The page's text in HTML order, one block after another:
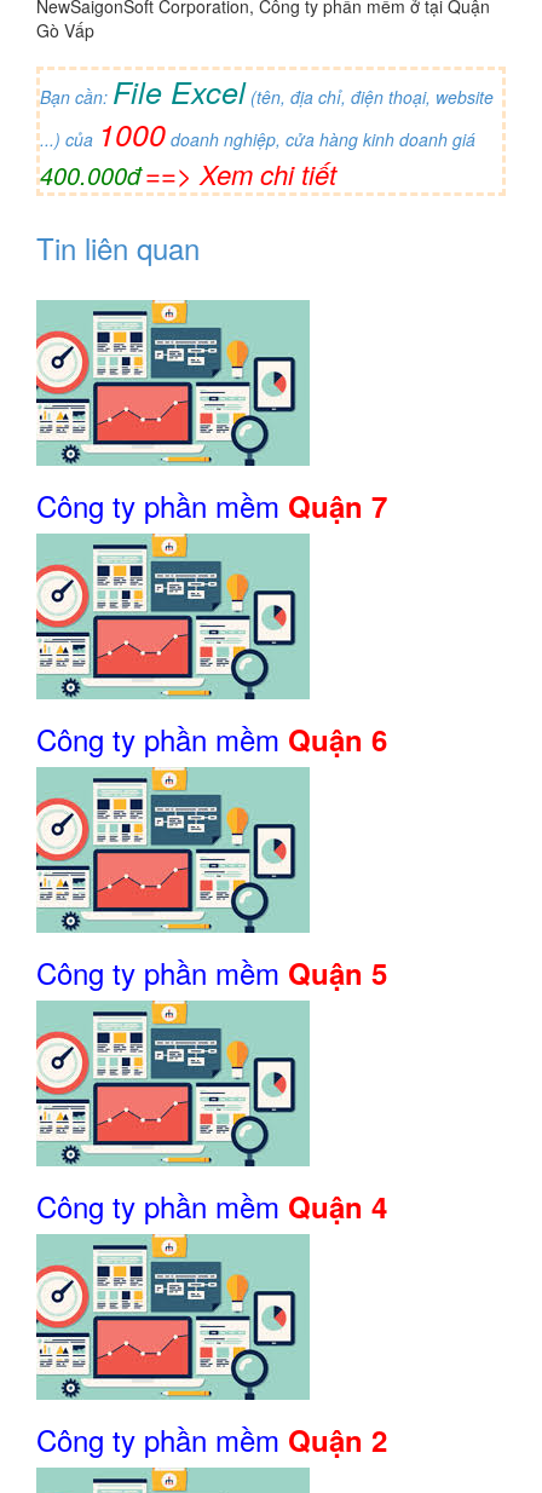
NewSaigonSoft Corporation, Công ty phần mềm ở tại Quận
Gò Vấp
Bạn cần: File Excel (tên, địa chỉ, điện thoại, website
...) của 1000 doanh nghiệp, cửa hàng kinh doanh giá
400.000đ==> Xem chi tiết
Tin liên quan
Công ty phần mềm Quận 7
Công ty phần mềm Quận 6
Công ty phần mềm Quận 5
Công ty phần mềm Quận 4
Công ty phần mềm Quận 2